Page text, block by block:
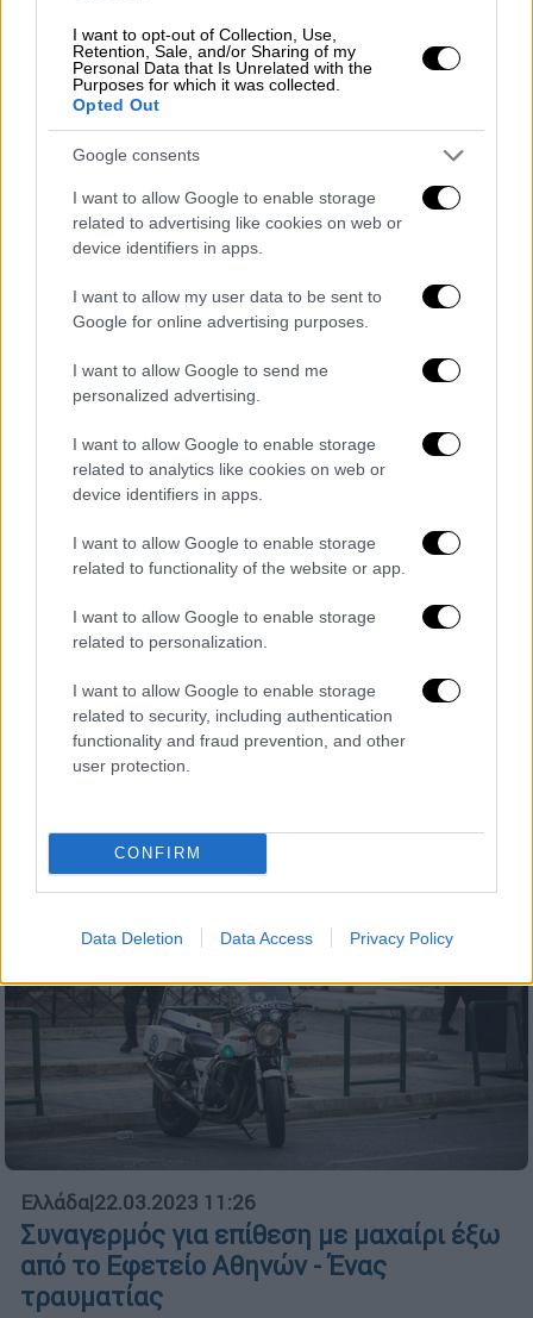
I want to opt-out of Collection, Use,
Retention, Sale, and/or Sharing of my
Personal Data that Is Unrelated with the
Purposes for which it was collected.
Opted Out
Google consents
I want to allow Google to enable storage
related to advertising like cookies on web or
device identifiers in apps.
I want to allow my user data to be sent to
Google for online advertising purposes.
I want to allow Google to send me
personalized advertising.
I want to allow Google to enable storage
related to analytics like cookies on web or
device identifiers in apps.
I want to allow Google to enable storage
related to functionality of the website or app.
I want to allow Google to enable storage
related to personalization.
I want to allow Google to enable storage
related to security, including authentication
functionality and fraud prevention, and other
user protection.
CONFIRM
Data Deletion Data Access Privacy Policy
Επίθεση με μαχαίρι στο Εφετείο:
Τέσσερις συλλήψεις από την ΕΛ.ΑΣ. -
Κοντάρια και άλλα αντικείμενα στο
όχημα που επέβαιναν
20 περίπου άτομα ξεκίνησαν την επίθεση
Ελλάδα|22.03.2023 12:45
Πώς έγινε η επίθεση με μαχαίρι στο
Εφετείο Αθηνών - Μάρτυρας σε δίκη ο
τραυματίας
Έχουν προσαχθεί και εξετάζονται 4 άτομα
Ελλάδα|22.03.2023 11:26
Συναγερμός για επίθεση με μαχαίρι έξω
από το Εφετείο Αθηνών - Ένας
τραυματίας